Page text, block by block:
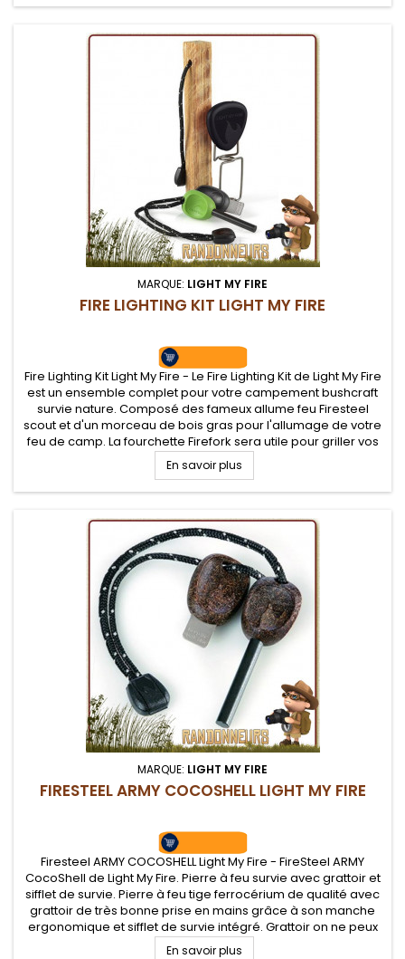
MARQUE: LIGHT MY FIRE
FIRE LIGHTING KIT LIGHT MY FIRE
Fire Lighting Kit Light My Fire - Le Fire Lighting Kit de Light My Fire
est un ensemble complet pour votre campement bushcraft
survie nature. Composé des fameux allume feu Firesteel
scout et d'un morceau de bois gras pour l'allumage de votre
feu de camp. La fourchette Firefork sera utile pour griller vos
aliments
En savoir plus
MARQUE: LIGHT MY FIRE
FIRESTEEL ARMY COCOSHELL LIGHT MY FIRE
Firesteel ARMY COCOSHELL Light My Fire - FireSteel ARMY
CocoShell de Light My Fire. Pierre à feu survie avec grattoir et
sifflet de survie. Pierre à feu tige ferrocérium de qualité avec
grattoir de très bonne prise en mains grâce à son manche
ergonomique et sifflet de survie intégré. Grattoir on ne peux
plus efficace pour de belles gerbes d'étincelles.
En savoir plus